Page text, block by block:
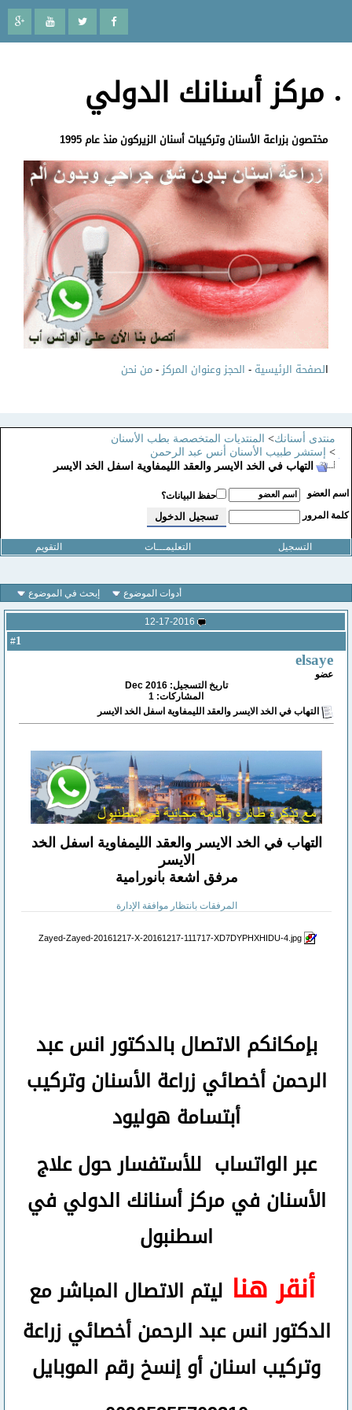
مركز أسنانك الدولي
مختصون بزراعة الأسنان وتركيبات أسنان الزيركون منذ عام 1995
لصفحة الرئيسية-الحجز وعنوان المركز-من نحن
منتدى أسنانك>المنتديات المتخصصة بطب الأسنان
>إستشر طبيب الأسنان أنس عبد الرحمن
التهاب في الخد الايسر والعقد الليمفاوية اسفل الخد الايسر
اسم العضو
حفظ البيانات؟
كلمة المرور
التسجيل التعليمـــات التقويم
أدوات الموضوع إبحث في الموضوع
12-17-2016
elsaye
عضو
تاريخ التسجيل: Dec 2016
المشاركات: 1
التهاب في الخد الايسر والعقد الليمفاوية اسفل الخد الايسر
التهاب في الخد الايسر والعقد الليمفاوية اسفل الخد
الايسر
مرفق اشعة بانورامية
المرفقات بانتظار موافقة الإدارة
Zayed-Zayed-20161217-X-20161217-111717-XD7DYPHXHIDU-4.jpg‏
بإمكانكم الاتصال بالدكتور انس عبد
الرحمنأخصائي زراعة الأسنان وتركيب
أبتسامة هوليود
عبر الواتساب للأستفسار حول علاج
الأسنان في مركز أسنانك الدولي في
اسطنبول
أنقر هنا ليتم الاتصال المباشر مع
الدكتور انس عبد الرحمن أخصائي زراعة
وتركيب اسنانأوإنسخ رقم الموبايل